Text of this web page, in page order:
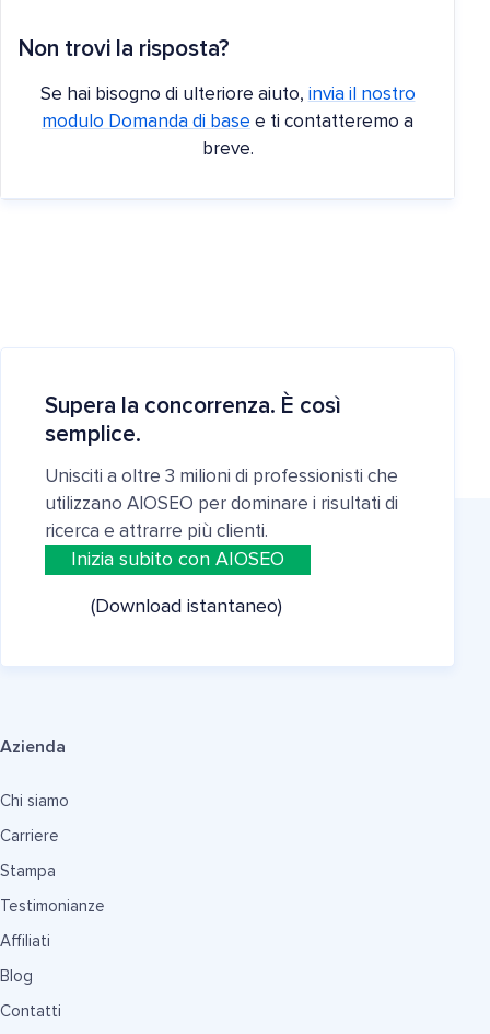
Non trovi la risposta?
Se hai bisogno di ulteriore aiuto, invia il nostro
modulo Domanda di base e ti contatteremo a
breve.
Supera la concorrenza. È così
semplice.
Unisciti a oltre 3 milioni di professionisti che
utilizzano AIOSEO per dominare i risultati di
ricerca e attrarre più clienti.
Inizia subito con AIOSEO
(Download istantaneo)
Azienda
Chi siamo
Carriere
Stampa
Testimonianze
Affiliati
Blog
Contatti